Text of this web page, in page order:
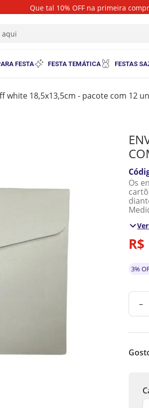
Que tal 10% OFF na primeira
FESTA FESTA TEMÁTICA FESTAS
white 18,5x13,5cm - pacote com 12
Os
R$
3%
－